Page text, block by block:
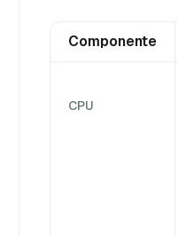
Componente
CPU